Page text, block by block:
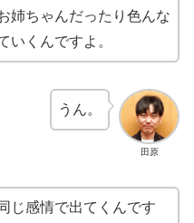
姉ちゃんだったり色んな
いくんですよ。
田原
うん。
じ感情で出てくんです